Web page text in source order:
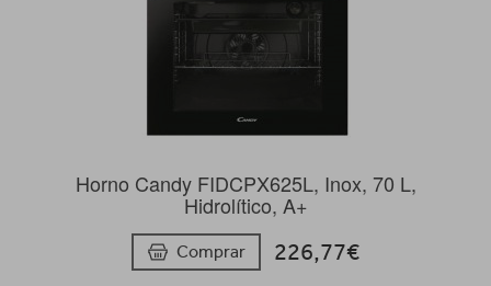
Horno Candy FIDCPX625L, Inox, 70 L,
Hidrolítico, A+
Comprar 226,77€